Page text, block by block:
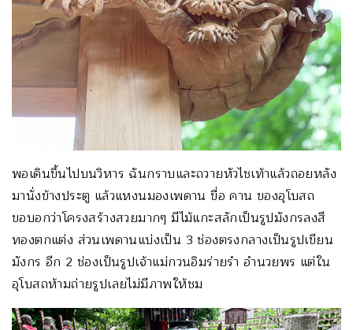
พอเดินขึ้นไปบนวิหาร ฉันกราบและถวายหัวไชเท้าแล้วถอยหลัง
มานั่งข้างประตู แล้วแหงนมองเพดาน ขื่อ คาน ของอุโบสถ
ขอบอกว่าโครงสร้างสวยมากๆ มีไม้แกะสลักเป็นรูปมังกรลงสี
ทองตกแต่ง ส่วนเพดานแบ่งเป็น 3 ช่องตรงกลางเป็นรูปเขียน
มังกร อีก 2 ช่องเป็นรูปเจ้าแม่กวนอิมร่ายรำ อำนวยพร แต่ใน
อุโบสถห้ามถ่ายรูปเลยไม่มีภาพให้ชม